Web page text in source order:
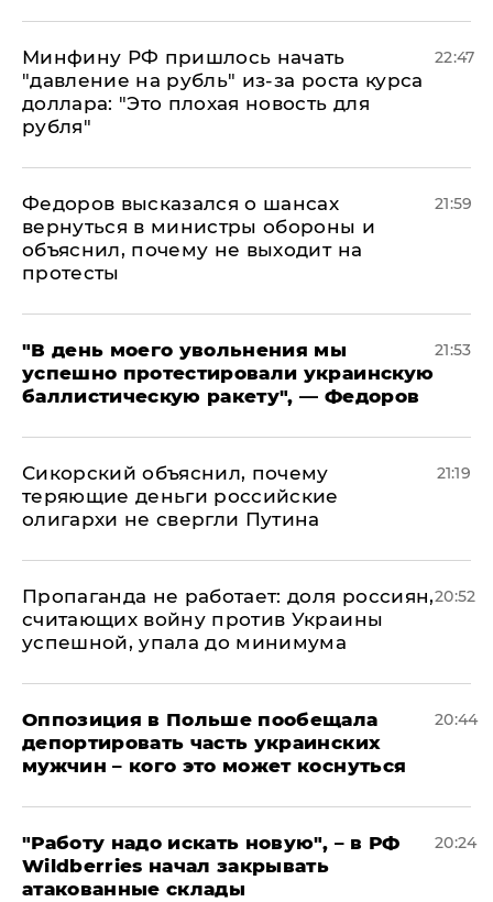
Минфину РФ пришлось начать
"давление на рубль" из-за роста курса
доллара: "Это плохая новость для
рубля"
22:47
Федоров высказался о шансах
вернуться в министры обороны и
объяснил, почему не выходит на
протесты
21:59
​"В день моего увольнения мы
успешно протестировали украинскую
баллистическую ракету", — Федоров
21:53
Сикорский объяснил, почему
теряющие деньги российские
олигархи не свергли Путина
21:19
​Пропаганда не работает: доля россиян,
считающих войну против Украины
успешной, упала до минимума
20:52
Оппозиция в Польше пообещала
депортировать часть украинских
мужчин – кого это может коснуться
20:44
"Работу надо искать новую", – в РФ
Wildberries начал закрывать
атакованные склады
20:24